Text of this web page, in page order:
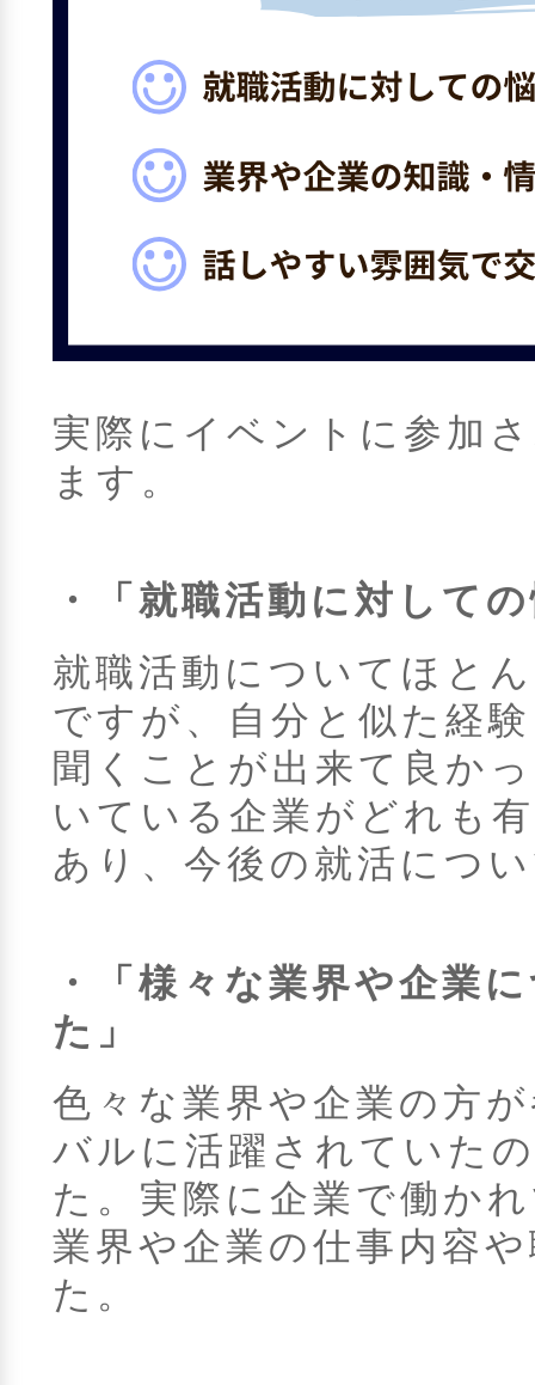
実際にイベントに参加
ます。
・「就職活動に対して
就職活動についてほと
ですが、自分と似た経
聞くことが出来て良か
いている企業がどれも
あり、今後の就活につ
・「様々な業界や企業
た」
色々な業界や企業の方
バルに活躍されていた
た。実際に企業で働か
業界や企業の仕事内容
た。